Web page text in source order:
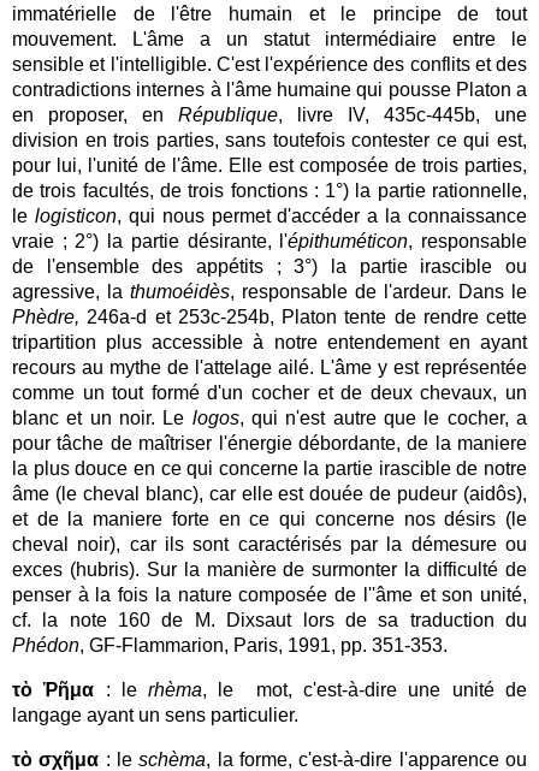
immatérielle de l'être humain et le principe de tout
mouvement. L'âme a un statut intermédiaire entre le
sensible et l'intelligible. C'est l'expérience des conflits et des
contradictions internes à l'âme humaine qui pousse Platon a
en proposer, en République, livre IV, 435c-445b, une
division en trois parties, sans toutefois contester ce qui est,
pour lui, l'unité de l'âme. Elle est composée de trois parties,
de trois facultés, de trois fonctions : 1°) la partie rationnelle,
le logisticon, qui nous permet d'accéder a la connaissance
vraie ; 2°) la partie désirante, l'épithuméticon, responsable
de l'ensemble des appétits ; 3°) la partie irascible ou
agressive, la thumoéidès, responsable de l'ardeur. Dans le
Phèdre, 246a-d et 253c-254b, Platon tente de rendre cette
tripartition plus accessible à notre entendement en ayant
recours au mythe de l'attelage ailé. L'âme y est représentée
comme un tout formé d'un cocher et de deux chevaux, un
blanc et un noir. Le logos, qui n'est autre que le cocher, a
pour tâche de maîtriser l'énergie débordante, de la maniere
la plus douce en ce qui concerne la partie irascible de notre
âme (le cheval blanc), car elle est douée de pudeur (aidôs),
et de la maniere forte en ce qui concerne nos désirs (le
cheval noir), car ils sont caractérisés par la démesure ou
exces (hubris). Sur la manière de surmonter la difficulté de
penser à la fois la nature composée de l''âme et son unité,
cf. la note 160 de M. Dixsaut lors de sa traduction du
Phédon, GF-Flammarion, Paris, 1991, pp. 351-353.
τὸ Ῥῆμα : lerhèma, le mot, c'est-à-dire une unité de
langage ayant un sens particulier.
τὸ σχῆμα : leschèma, la forme, c'est-à-dire l'apparence ou